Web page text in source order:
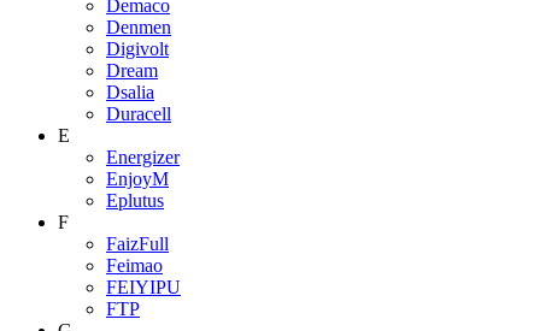
Demaco
Denmen
Digivolt
Dream
Dsalia
Duracell
E
Energizer
EnjoyM
Eplutus
F
FaizFull
Feimao
FEIYIPU
FTP